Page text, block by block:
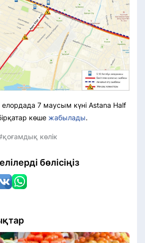
елордада 7 маусым күні Astana Half
көше жабылады.
көлік
бөлісіңіз